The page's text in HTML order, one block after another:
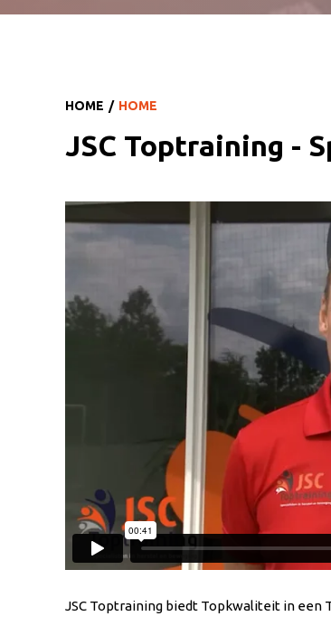
HOME HOME
JSC Toptraining -
JSC Toptraining biedt Topkwaliteit in een